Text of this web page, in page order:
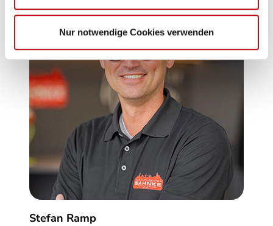
Nur notwendige Cookies verwenden
Stefan Ramp